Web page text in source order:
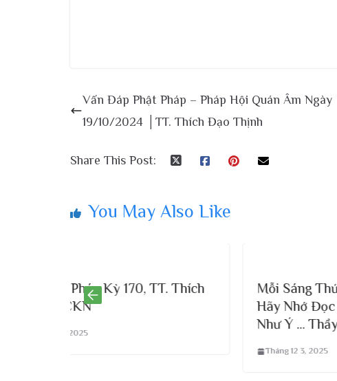
Vấn Đáp Phật Pháp – Pháp Hội Quán Âm Ngày
19/10/2024 │TT. Thích Đạo Thịnh
Share This Post:
You May Also Like
Mỗi Sáng Thức Dậy Dù Bận Cỡ Nào,
Hãy Nhớ Đọc Câu NÀy, Làm Gì Cũng
Như Ý … Thầy Thích Đạo Thịnh